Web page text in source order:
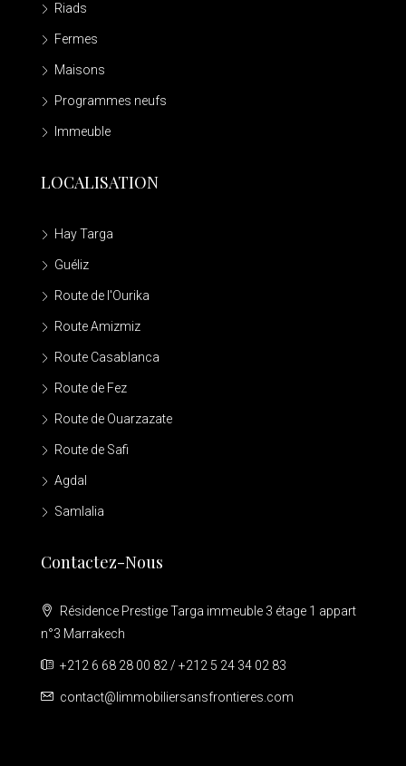
Riads
Fermes
Maisons
Programmes neufs
Immeuble
LOCALISATION
Hay Targa
Guéliz
Route de l'Ourika
Route Amizmiz
Route Casablanca
Route de Fez
Route de Ouarzazate
Route de Safi
Agdal
Samlalia
Contactez-Nous
Résidence Prestige Targa immeuble 3 étage 1 appart
n°3 Marrakech
+212 6 68 28 00 82 / +212 5 24 34 02 83
contact@limmobiliersansfrontieres.com